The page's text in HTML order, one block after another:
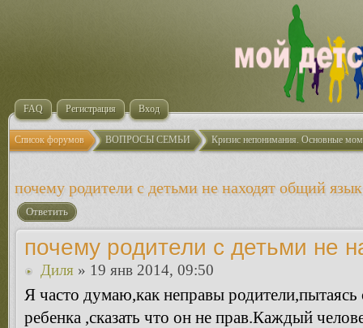
FAQ Регистрация Вход
Список форумов ВОПРОСЫ СЕМЬИ Кризис непонимания. Основные
почему родители с детьми не находят общий
Ответить
почему родители с детьми не
Диля » 19 янв 2014, 09:50
Я часто думаю,как неправы родители,пытаясь
ребенка ,сказать что он не прав.Каждый